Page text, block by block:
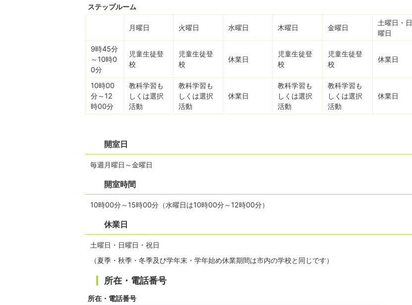
ステップルーム
月曜日 火曜日 水曜日 木曜日 金曜日
土曜日・日
曜日
9時45分
～10時0
0分
児童生徒登
校
児童生徒登
校
休業日
児童生徒登
校
児童生徒登
校
休業日
10時00
分～12
時00分
教科学習も
しくは選択
活動
教科学習も
しくは選択
活動
休業日
教科学習も
しくは選択
活動
教科学習も
しくは選択
活動
休業日
開室日
毎週月曜日～金曜日
開室時間
10時00分～15時00分（水曜日は10時00分～12時00分）
休業日
土曜日・日曜日・祝日
（夏季・秋季・冬季及び学年末・学年始め休業期間は市内の学校と同じです）
所在・電話番号
所在・電話番号